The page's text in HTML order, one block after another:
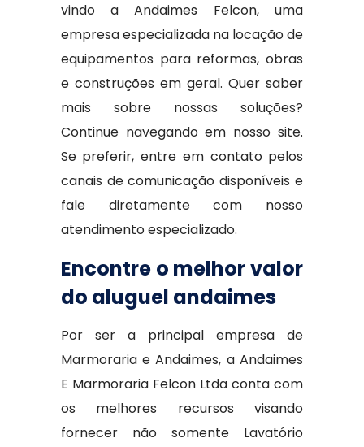
vindo a Andaimes Felcon, uma
empresa especializada na locação de
equipamentos para reformas, obras
e construções em geral. Quer saber
mais sobre nossas soluções?
Continue navegando em nosso site.
Se preferir, entre em contato pelos
canais de comunicação disponíveis e
fale diretamente com nosso
atendimento especializado.
Encontre o melhor valor
do aluguel andaimes
Por ser a principal empresa de
Marmoraria e Andaimes, a Andaimes
E Marmoraria Felcon Ltda conta com
os melhores recursos visando
fornecer não somente Lavatório